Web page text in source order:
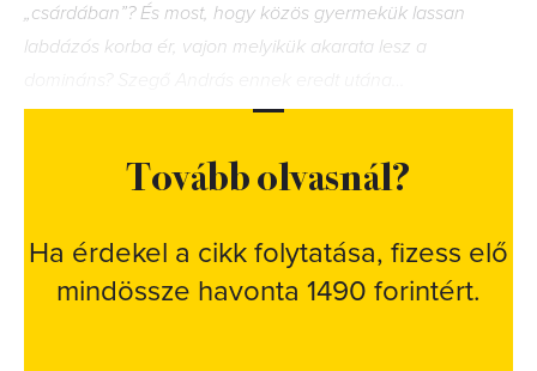
„csárdában”? És most, hogy közös gyermekük lassan
labdázós korba ér, vajon melyikük akarata lesz a
Tovább olvasnál?
Ha érdekel a cikk folytatása, fizess elő
mindössze havonta 1490 forintért.